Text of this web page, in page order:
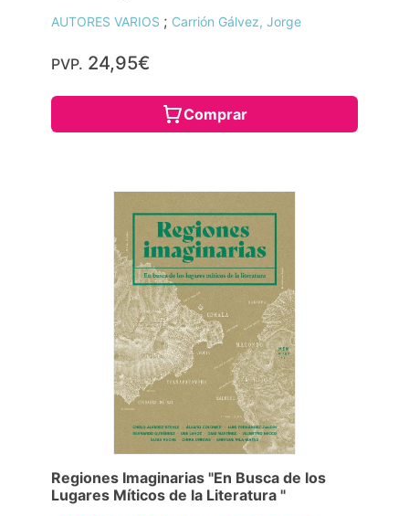
AUTORES VARIOS ; Carrión Gálvez, Jorge
PVP. 24,95€
Comprar
Regiones Imaginarias "En Busca de los
Lugares Míticos de la Literatura "